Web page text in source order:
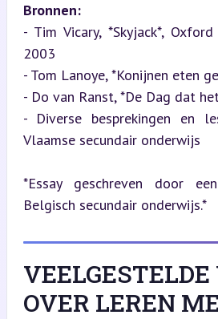
Bronnen:
- Tim Vicary, *Skyjack*,
2003
- Tom Lanoye, *Konijnen eten
- Do van Ranst, *De Dag dat
- Diverse besprekingen en
Vlaamse secundair onderwijs
*Essay geschreven door
Belgisch secundair onderwijs.*
OVER LEREN